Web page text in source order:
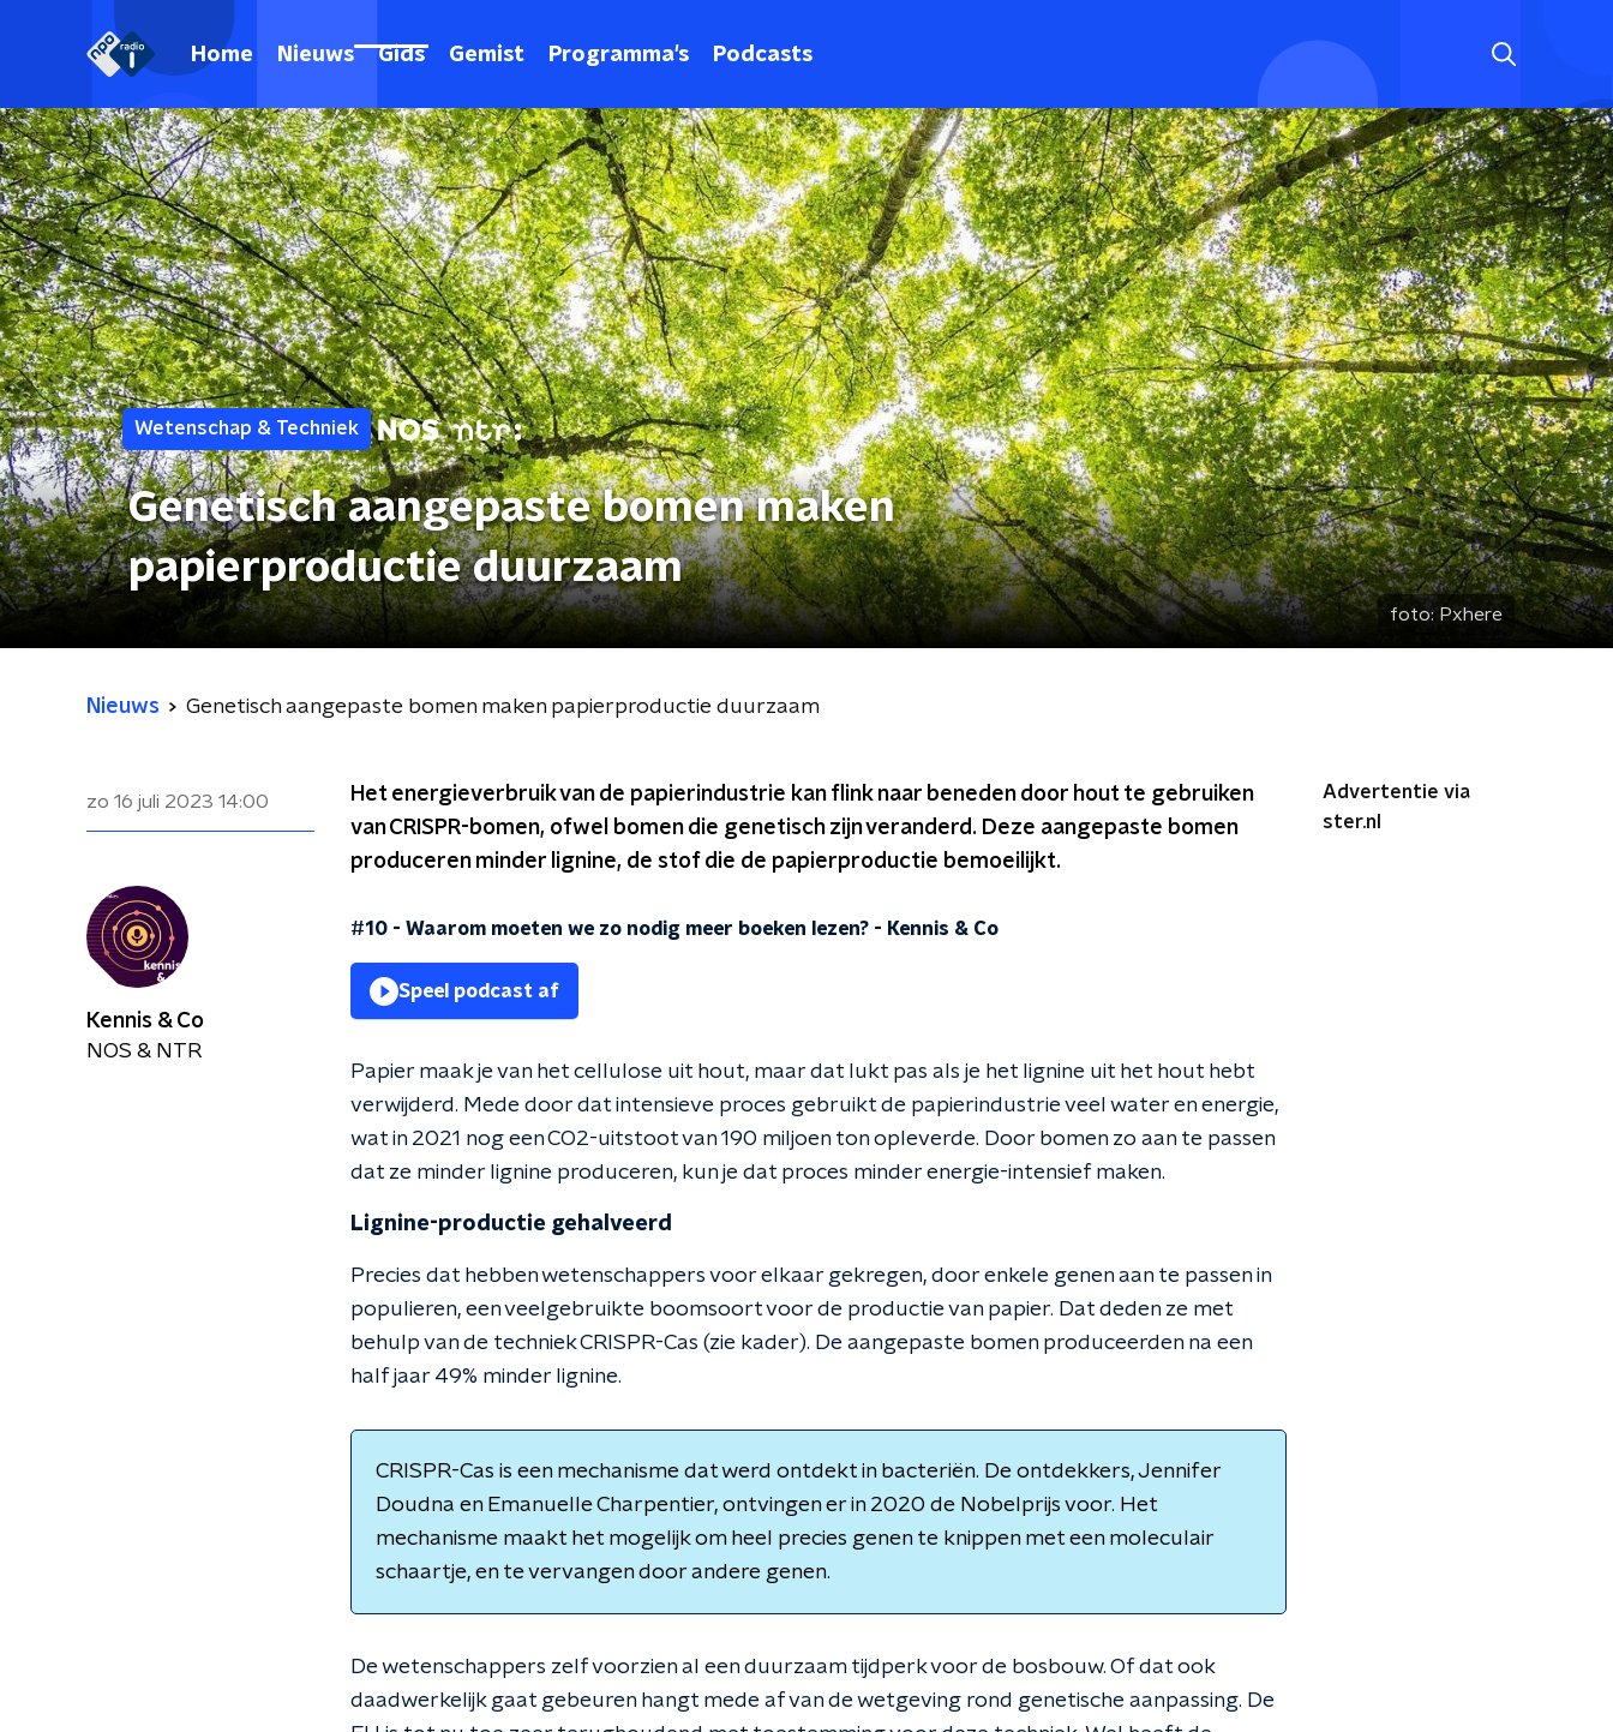
Home Nieuws Gids Gemist Programma's Podcasts
Wetenschap & Techniek
Genetisch aangepaste bomen maken
papierproductie duurzaam
foto: Pxhere
Nieuws Genetisch aangepaste bomen maken papierproductie duurzaam
zo 16 juli 2023 14:00
Het energieverbruik van de papierindustrie kan flink naar beneden door hout te gebruiken
van CRISPR-bomen, ofwel bomen die genetisch zijn veranderd. Deze aangepaste bomen
produceren minder lignine, de stof die de papierproductie bemoeilijkt.
#10 - Waarom moeten we zo nodig meer boeken lezen? - Kennis & Co
Speel podcast af
Papier maak je van het cellulose uit hout, maar dat lukt pas als je het lignine uit het hout hebt
verwijderd. Mede door dat intensieve proces gebruikt de papierindustrie veel water en energie,
wat in 2021 nog een CO2-uitstoot van 190 miljoen ton opleverde. Door bomen zo aan te passen
dat ze minder lignine produceren, kun je dat proces minder energie-intensief maken.
Lignine-productie gehalveerd
Precies dat hebben wetenschappers voor elkaar gekregen, door enkele genen aan te passen in
populieren, een veelgebruikte boomsoort voor de productie van papier. Dat deden ze met
behulp van de techniek CRISPR-Cas (zie kader). De aangepaste bomen produceerden na een
half jaar 49% minder lignine.
CRISPR-Cas is een mechanisme dat werd ontdekt in bacteriën. De ontdekkers, Jennifer
Doudna en Emanuelle Charpentier, ontvingen er in 2020 de Nobelprijs voor. Het
mechanisme maakt het mogelijk om heel precies genen te knippen met een moleculair
schaartje, en te vervangen door andere genen.
De wetenschappers zelf voorzien al een duurzaam tijdperk voor de bosbouw. Of dat ook
daadwerkelijk gaat gebeuren hangt mede af van de wetgeving rond genetische aanpassing. De
Advertentie via
ster.nl
Kennis & Co
NOS & NTR